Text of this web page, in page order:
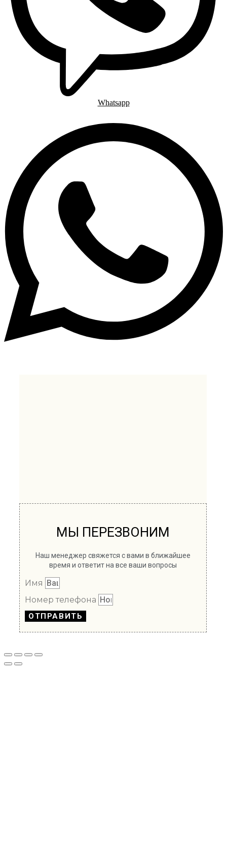
Whatsapp
МЫ ПЕРЕЗВОНИМ
Наш менеджер свяжется с вами в ближайшее
время и ответит на все ваши вопросы
Имя
Номер телефона
ОТПРАВИТЬ